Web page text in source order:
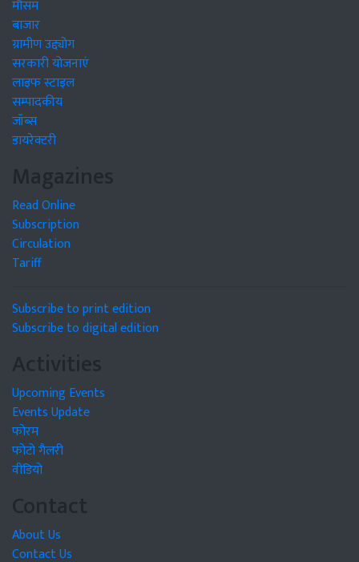
मौसम
बाजार
ग्रामीण उद्द्योग
सरकारी योजनाएं
लाइफ स्टाइल
सम्पादकीय
जॉब्स
डायरेक्टरी
Magazines
Read Online
Subscription
Circulation
Tariff
Subscribe to print edition
Subscribe to digital edition
Activities
Upcoming Events
Events Update
फोरम
फोटो गैलरी
वीडियो
Contact
About Us
Contact Us